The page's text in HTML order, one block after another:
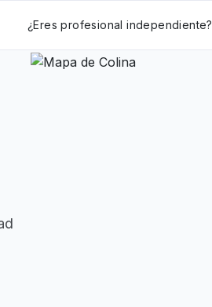
¿Eres profesional independiente?